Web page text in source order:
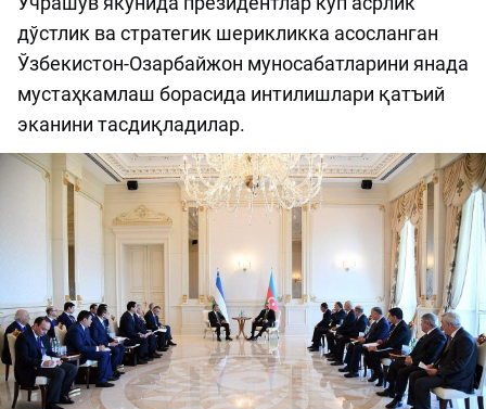
дўстлик ва стратегик шерикликка асосланган
Ўзбекистон-Озарбайжон муносабатларини янада
мустаҳкамлаш борасида интилишлари қатъий
эканини тасдиқладилар.